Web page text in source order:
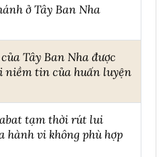
ở Tây Ban Nha
Tây Ban Nha được
niềm tin của huấn luyện
tạm thời rút lui
vi không phù hợp